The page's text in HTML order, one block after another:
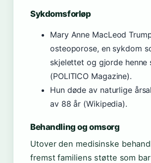
Sykdomsforløp
Mary Anne MacLeod
osteoporose, en sykdom
skjelettet og gjorde henne
(POLITICO Magazine).
Hun døde av naturlige
av 88 år (Wikipedia).
Behandling og omsorg
Utover den medisinske
fremst familiens støtte som